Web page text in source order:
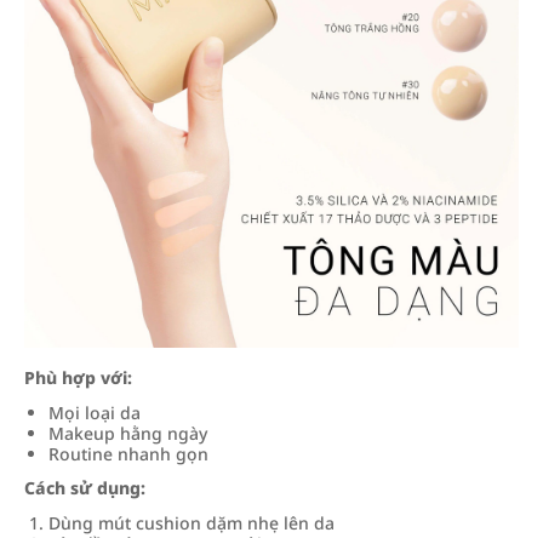
Phù hợp với:
Mọi loại da
Makeup hằng ngày
Routine nhanh gọn
Cách sử dụng:
Dùng mút cushion dặm nhẹ lên da